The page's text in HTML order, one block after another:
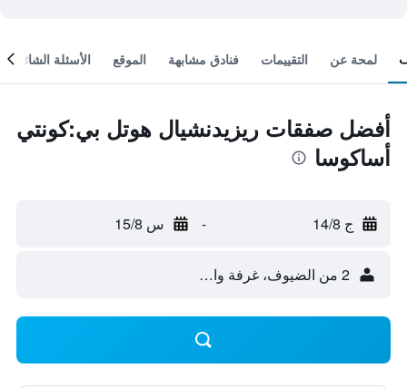
لمحة عن التقييمات فنادق مشابهة الموقع الأسئلة الشائعة
أفضل صفقات ريزيدنشيال هوتل بي:كونتي
أساكوسا
ج 14/8 - س 15/8
2 من الضيوف، غرفة واحدة